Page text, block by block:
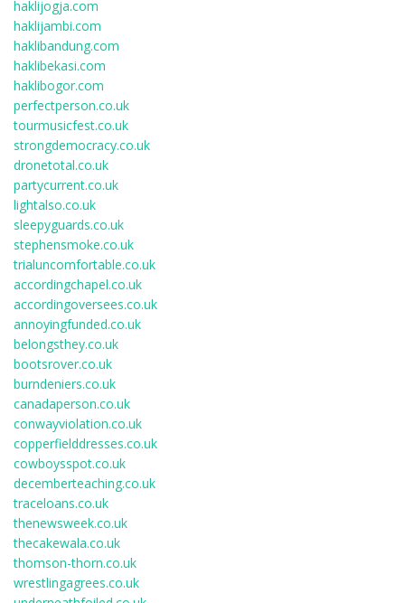
haklijogja.com
haklijambi.com
haklibandung.com
haklibekasi.com
haklibogor.com
perfectperson.co.uk
tourmusicfest.co.uk
strongdemocracy.co.uk
dronetotal.co.uk
partycurrent.co.uk
lightalso.co.uk
sleepyguards.co.uk
stephensmoke.co.uk
trialuncomfortable.co.uk
accordingchapel.co.uk
accordingoversees.co.uk
annoyingfunded.co.uk
belongsthey.co.uk
bootsrover.co.uk
burndeniers.co.uk
canadaperson.co.uk
conwayviolation.co.uk
copperfielddresses.co.uk
cowboysspot.co.uk
decemberteaching.co.uk
traceloans.co.uk
thenewsweek.co.uk
thecakewala.co.uk
thomson-thorn.co.uk
wrestlingagrees.co.uk